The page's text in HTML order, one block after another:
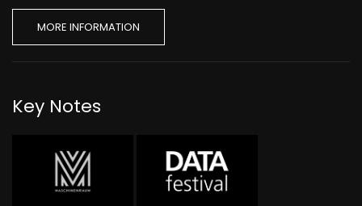
MORE INFORMATION
Key Notes